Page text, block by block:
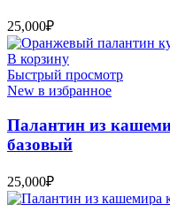
25,000₽
В корзину
Быстрый просмотр
New в избранное
Палантин из
базовый
25,000₽